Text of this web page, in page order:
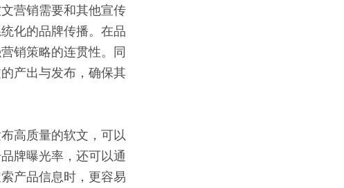
营销需要和其他宣传
化的品牌传播。在品
销策略的连贯性。同
产出与发布，确保其
高质量的软文，可以
牌曝光率，还可以通
产品信息时，更容易